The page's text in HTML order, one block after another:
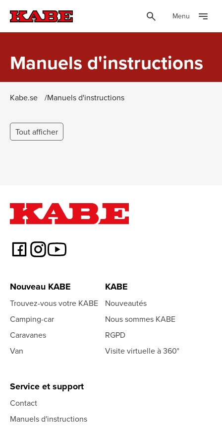
Menu
Manuels d'instructions
Kabe.se Manuels d'instructions
Tout afficher
Nouveau KABE
Trouvez-vous votre KABE
Camping-car
Caravanes
Van
KABE
Nouveautés
Nous sommes KABE
RGPD
Visite virtuelle à 360°
Service et support
Contact
Manuels d'instructions